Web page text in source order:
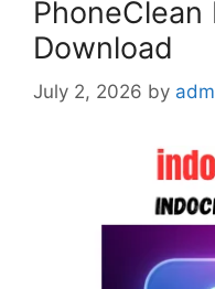
PhoneClean
Download
July 2, 2026 by